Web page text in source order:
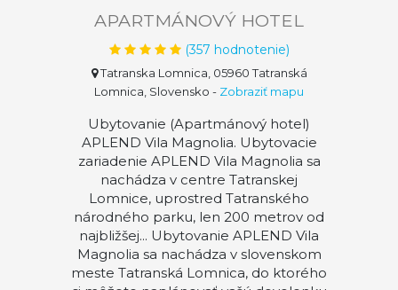
APARTMÁNOVÝ HOTEL
(357 hodnotenie)
Tatranska Lomnica, 05960 Tatranská
Lomnica, Slovensko - Zobraziť mapu
Ubytovanie (Apartmánový hotel)
APLEND Vila Magnolia. Ubytovacie
zariadenie APLEND Vila Magnolia sa
nachádza v centre Tatranskej
Lomnice, uprostred Tatranského
národného parku, len 200 metrov od
najbližšej... Ubytovanie APLEND Vila
Magnolia sa nachádza v slovenskom
meste Tatranská Lomnica, do ktorého